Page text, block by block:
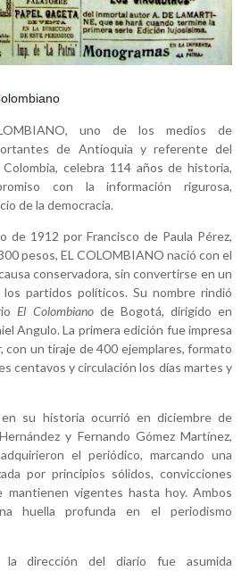
, uno de los medios de
de Antioquia y referente del
celebra 114 años de historia,
con la información rigurosa,
de la democracia.
de 1912 por Francisco de Paula Pérez,
pesos, EL COLOMBIANO nació con el
conservadora, sin convertirse en un
partidos políticos. Su nombre rindió
El Colombianode Bogotá, dirigido en
Angulo. La primera edición fue impresa
con un tiraje de400 ejemplares, formato
centavos y circulación los días martes y
su historia ocurrió en diciembre de
y Fernando Gómez Martínez,
el periódico, marcando una
por principios sólidos, convicciones
mantienen vigentes hasta hoy. Ambos
huella profunda en el periodismo
la dirección del diario fue asumida